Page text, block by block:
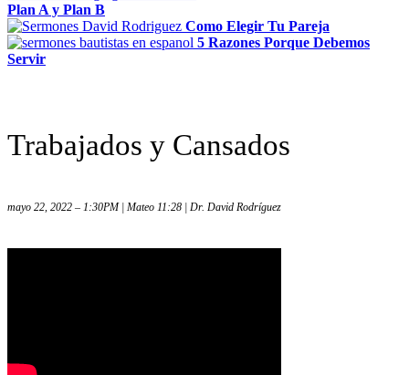
Plan A y Plan B
Como Elegir Tu Pareja
5 Razones Porque Debemos
Servir
Trabajados y Cansados
mayo 22, 2022 – 1:30PM | Mateo 11:28 | Dr. David Rodríguez